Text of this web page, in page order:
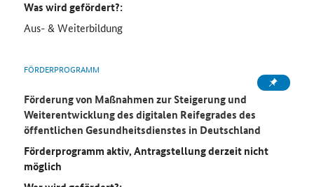
Was wird gefördert?:
Aus- & Weiterbildung
FÖRDERPROGRAMM
Förderung von Maßnahmen zur Steigerung und
Weiterentwicklung des digitalen Reifegrades des
öffentlichen Gesundheitsdienstes in Deutschland
Förderprogramm aktiv, Antragstellung derzeit nicht
möglich